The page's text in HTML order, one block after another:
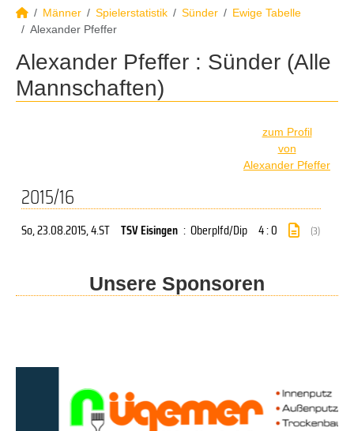
Männer Spielerstatistik Sünder
Ewige Tabelle
Alexander Pfeffer
Alexander Pfeffer : Sünder (Alle
Mannschaften)
zum Profil
von
Alexander Pfeffer
2015/16
So, 23.08.2015, 4.ST TSV Eisingen : Oberplfd/Dip 4 : 0 (3)
Unsere Sponsoren